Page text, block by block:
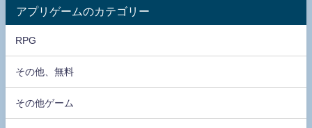
アプリゲームのカテゴリー
RPG
その他、無料
その他ゲーム